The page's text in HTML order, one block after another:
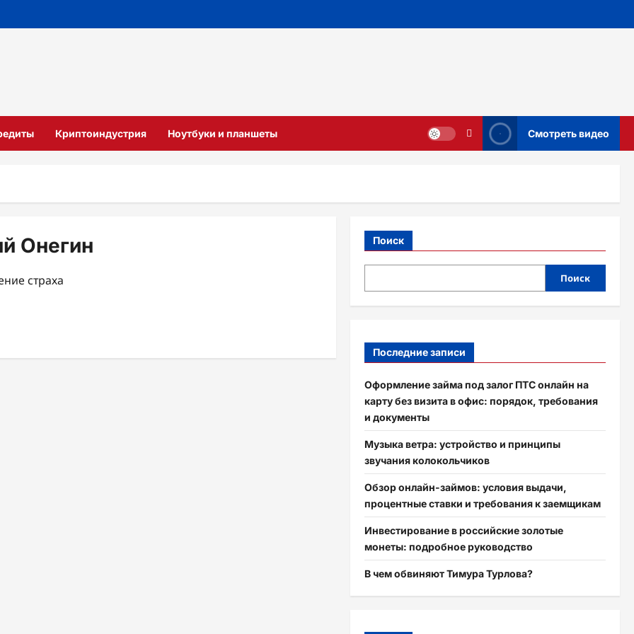
Криптоиндустрия Ноутбуки и планшеты Смотреть видео
Онегин
страха
Поиск
Поиск
Последние записи
Оформление займа под залог ПТС онлайн на
карту без визита в офис: порядок, требования
и документы
Музыка ветра: устройство и принципы
звучания колокольчиков
Обзор онлайн-займов: условия выдачи,
процентные ставки и требования к заемщикам
Инвестирование в российские золотые
монеты: подробное руководство
В чем обвиняют Тимура Турлова?